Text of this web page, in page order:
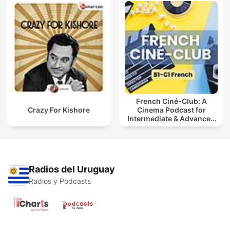
Crazy For Kishore
French Ciné-Club: A
Cinema Podcast for
Intermediate & Advanced
French Learners
Radios del Uruguay
Radios y Podcasts